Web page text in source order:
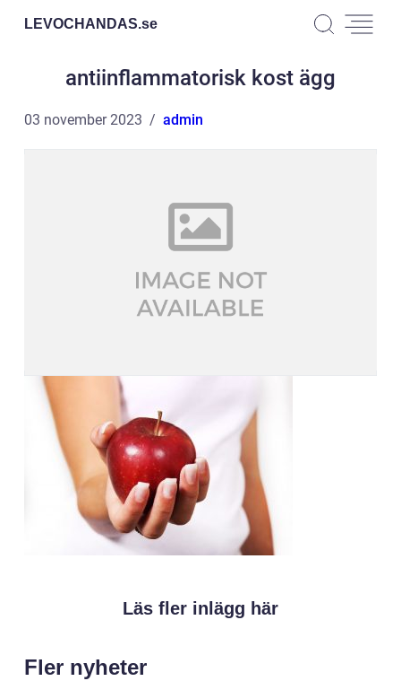
LEVOCHANDAS.se
antiinflammatorisk kost ägg
03 november 2023 admin
Läs fler inlägg här
Fler nyheter